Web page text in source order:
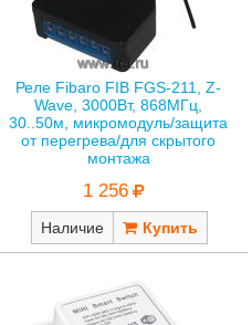
Реле Fibaro FIB FGS-211, Z-
Wave, 3000Вт, 868МГц,
30..50м, микромодуль/защита
от перегрева/для скрытого
монтажа
1 256
Наличие